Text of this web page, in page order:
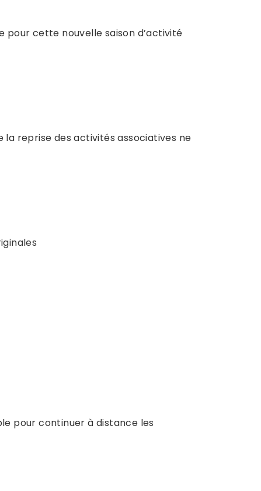
pour cette nouvelle saison d’activité
la reprise des activités associatives ne
pour continuer à distance les